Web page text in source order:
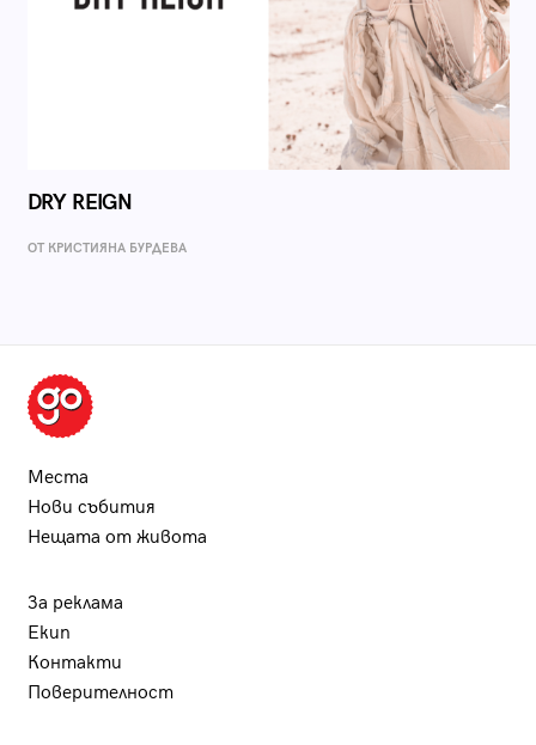
DRY REIGN
ОТ КРИСТИЯНА БУРДЕВА
Места
Нови събития
Нещата от живота
За реклама
Екип
Контакти
Поверителност